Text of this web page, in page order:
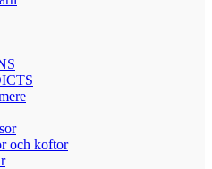
och koftor